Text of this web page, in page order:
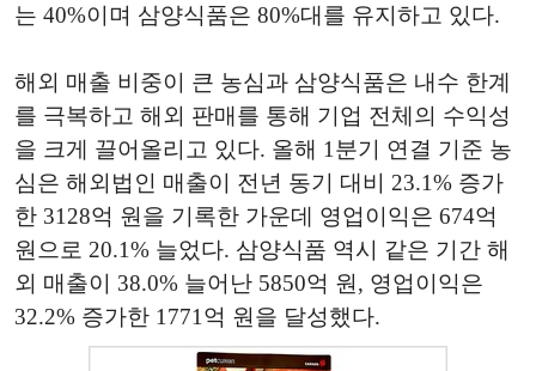
는 40%이며 삼양식품은 80%대를 유지하고 있다.
해외 매출 비중이 큰 농심과 삼양식품은 내수 한계
를 극복하고 해외 판매를 통해 기업 전체의 수익성
을 크게 끌어올리고 있다. 올해 1분기 연결 기준 농
심은 해외법인 매출이 전년 동기 대비 23.1% 증가
한 3128억 원을 기록한 가운데 영업이익은 674억
원으로 20.1% 늘었다. 삼양식품 역시 같은 기간 해
외 매출이 38.0% 늘어난 5850억 원, 영업이익은
32.2% 증가한 1771억 원을 달성했다.